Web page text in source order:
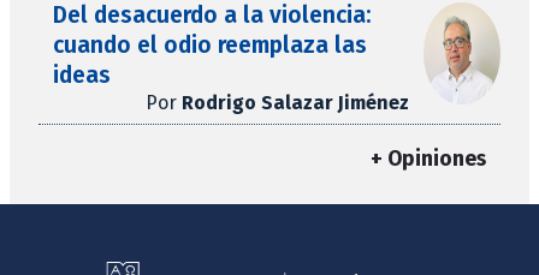
Del desacuerdo a la violencia:
cuando el odio reemplaza las
ideas
Por Rodrigo Salazar Jiménez
+ Opiniones